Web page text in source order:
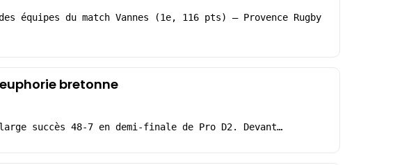
équipes du match Vannes (1e, 116 pts) – Provence Rugby
bretonne
succès 48-7 en demi-finale de Pro D2. Devant…